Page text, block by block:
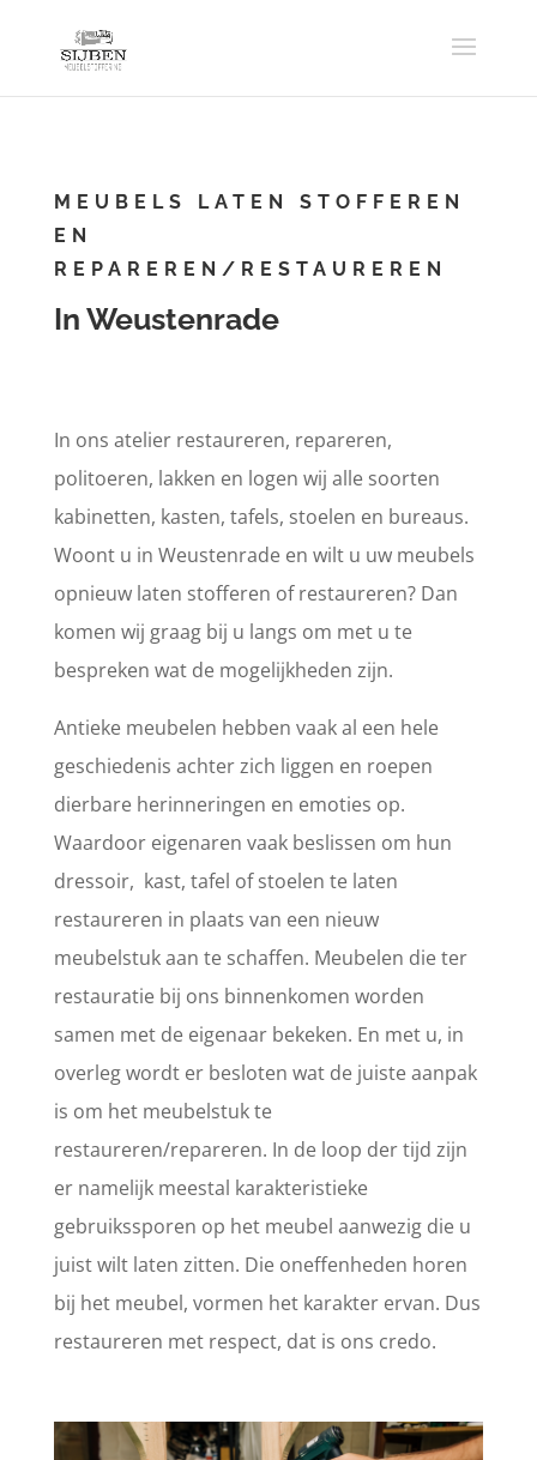
MEUBELS LATEN STOFFEREN
EN
REPAREREN/RESTAUREREN
In Weustenrade
In ons atelier restaureren, repareren,
politoeren, lakken en logen wij alle soorten
kabinetten, kasten, tafels, stoelen en bureaus.
Woont u in Weustenrade en wilt u uw meubels
opnieuw laten stofferen of restaureren? Dan
komen wij graag bij u langs om met u te
bespreken wat de mogelijkheden zijn.
Antieke meubelen hebben vaak al een hele
geschiedenis achter zich liggen en roepen
dierbare herinneringen en emoties op.
Waardoor eigenaren vaak beslissen om hun
dressoir, kast, tafel of stoelen te laten
restaureren in plaats van een nieuw
meubelstuk aan te schaffen. Meubelen die ter
restauratie bij ons binnenkomen worden
samen met de eigenaar bekeken. En met u, in
overleg wordt er besloten wat de juiste aanpak
is om het meubelstuk te
restaureren/repareren. In de loop der tijd zijn
er namelijk meestal karakteristieke
gebruikssporen op het meubel aanwezig die u
juist wilt laten zitten. Die oneffenheden horen
bij het meubel, vormen het karakter ervan. Dus
restaureren met respect, dat is ons credo.